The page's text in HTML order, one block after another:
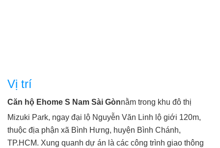
Vị trí
Căn hộ Ehome S Nam Sài Gònnằm trong khu đô thị
Mizuki Park, ngay đại lộ Nguyễn Văn Linh lộ giới 120m,
thuộc địa phận xã Bình Hưng, huyện Bình Chánh,
TP.HCM. Xung quanh dự án là các công trình giao thông